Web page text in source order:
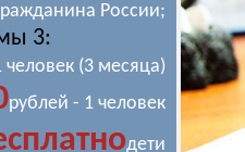
России;
3:
человек (3 месяца)
рублей - 1 человек
дети